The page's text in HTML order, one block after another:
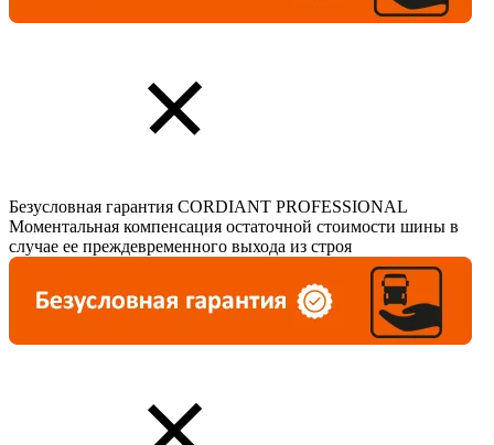
Безусловная гарантия CORDIANT PROFESSIONAL
Моментальная компенсация остаточной стоимости шины в
случае ее преждевременного выхода из строя